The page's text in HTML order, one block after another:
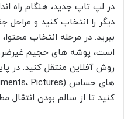
در لپ تاپ جدید، هنگام راه
دیگر را انتخاب کنید و مراحل
ببرید. در مرحله انتخاب
است، پوشه های حجیم
روش آفلاین منتقل کنید. در
کنید تا از سالم بودن انتقال